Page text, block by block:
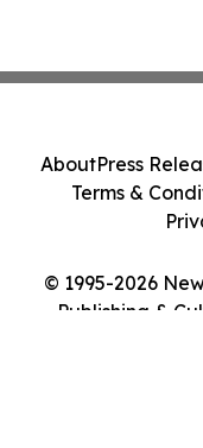
© 1995-2026
Publishing &
AboutPress
Terms &